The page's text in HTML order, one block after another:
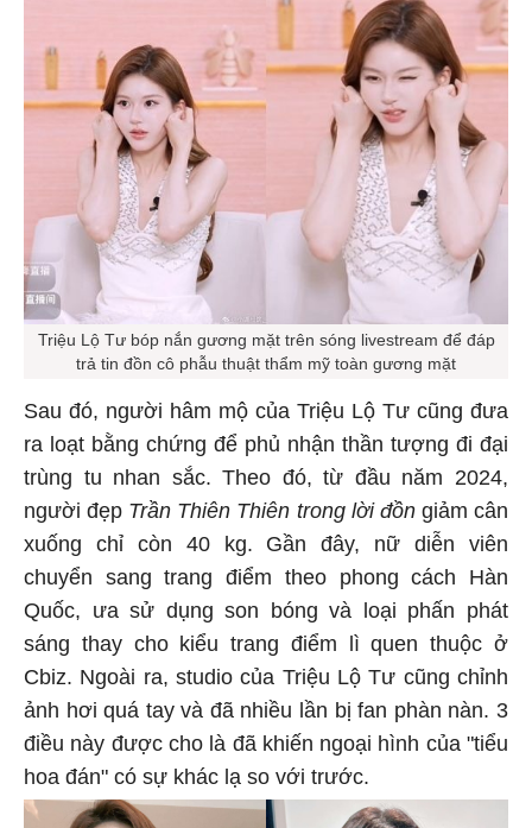
Triệu Lộ Tư bóp nắn gương mặt trên sóng livestream để đáp
trả tin đồn cô phẫu thuật thẩm mỹ toàn gương mặt
Sau đó, người hâm mộ của Triệu Lộ Tư cũng đưa
ra loạt bằng chứng để phủ nhận thần tượng đi đại
trùng tu nhan sắc. Theo đó, từ đầu năm 2024,
người đẹp Trần Thiên Thiên trong lời đồngiảm cân
xuống chỉ còn 40 kg. Gần đây, nữ diễn viên
chuyển sang trang điểm theo phong cách Hàn
Quốc, ưa sử dụng son bóng và loại phấn phát
sáng thay cho kiểu trang điểm lì quen thuộc ở
Cbiz. Ngoài ra, studio của Triệu Lộ Tư cũng chỉnh
ảnh hơi quá tay và đã nhiều lần bị fan phàn nàn. 3
điều này được cho là đã khiến ngoại hình của "tiểu
hoa đán" có sự khác lạ so với trước.